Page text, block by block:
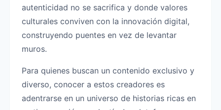
autenticidad no se sacrifica y donde valores
culturales conviven con la innovación digital,
construyendo puentes en vez de levantar
muros.
Para quienes buscan un contenido exclusivo y
diverso, conocer a estos creadores es
adentrarse en un universo de historias ricas en